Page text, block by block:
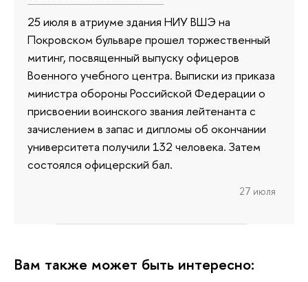
25 июля в атриуме здания НИУ ВШЭ на
Покровском бульваре прошел торжественный
митинг, посвященный выпуску офицеров
Военного учебного центра. Выписки из приказа
министра обороны Российской Федерации о
присвоении воинского звания лейтенанта с
зачислением в запас и дипломы об окончании
университета получили 132 человека. Затем
состоялся офицерский бал.
27 июля
Вам также может быть интересно: